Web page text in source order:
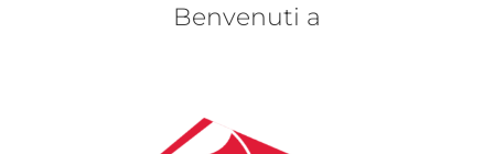
Benvenuti a